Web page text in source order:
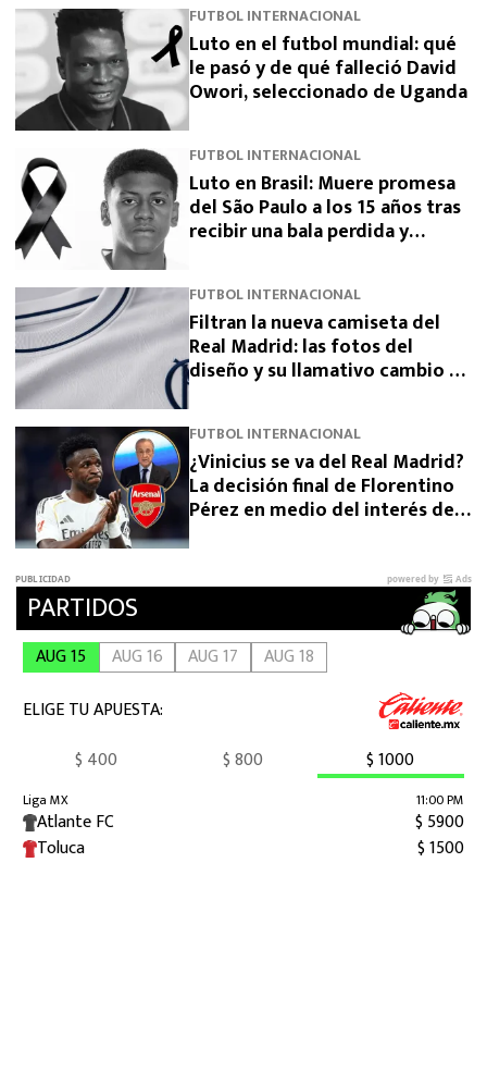
FUTBOL INTERNACIONAL
Luto en el futbol mundial: qué
le pasó y de qué falleció David
Owori, seleccionado de Uganda
FUTBOL INTERNACIONAL
Luto en Brasil: Muere promesa
del São Paulo a los 15 años tras
recibir una bala perdida y
FUTBOL INTERNACIONAL
Filtran la nueva camiseta del
Real Madrid: las fotos del
diseño y su llamativo cambio de
FUTBOL INTERNACIONAL
¿Vinicius se va del Real Madrid?
La decisión final de Florentino
Pérez en medio del interés del